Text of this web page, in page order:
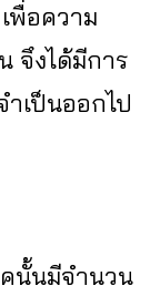
พื่อความ
จึงได้มีการ
เป็นออกไป
นั้นมีจำนวน